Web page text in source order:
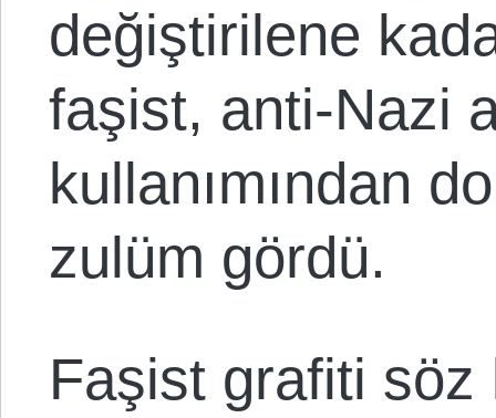
değiştirilene
faşist, anti-Nazi
kullanımından
zulüm gördü.
Faşist grafiti